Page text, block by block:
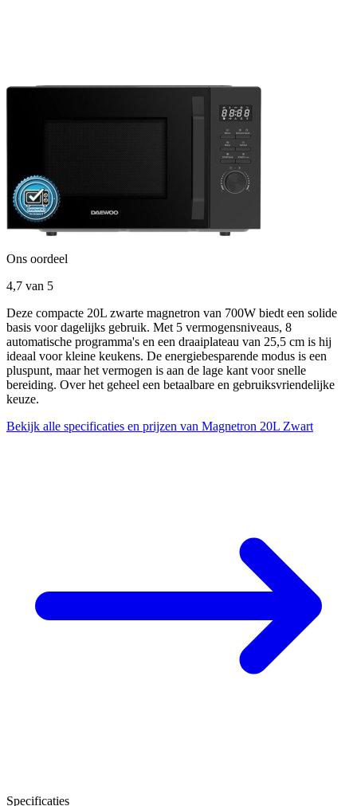
Ons oordeel
4,7 van 5
Deze compacte 20L zwarte magnetron van 700W biedt een solide
basis voor dagelijks gebruik. Met 5 vermogensniveaus, 8
automatische programma's en een draaiplateau van 25,5 cm is hij
ideaal voor kleine keukens. De energiebesparende modus is een
pluspunt, maar het vermogen is aan de lage kant voor snelle
bereiding. Over het geheel een betaalbare en gebruiksvriendelijke
keuze.
Bekijk alle specificaties en prijzen van Magnetron 20L Zwart
Specificaties